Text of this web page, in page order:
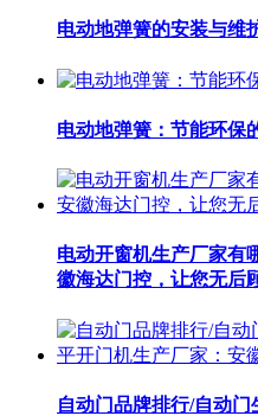
电动地弹簧的安装与维
电动地弹簧：节能环保
电动开窗机生产厂家有
徽海达门控，让您无后
自动门品牌排行/自动